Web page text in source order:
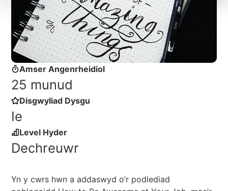
Amser Angenrheidiol
25 munud
Disgwyliad Dysgu
Ie
Level Hyder
Dechreuwr
Yn y cwrs hwn a addaswyd o’r podlediad